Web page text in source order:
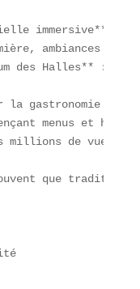
immersive**
ambiances
des Halles** :
la gastronomie
menus et
millions de vues
que tradition